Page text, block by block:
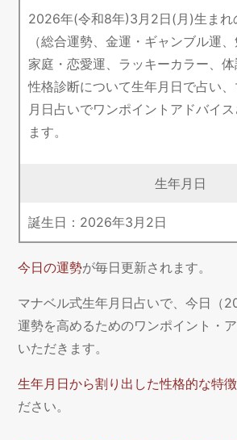
2026年(令和8年)3月2日(月)生まれ
（総合運勢、金運・ギャンブル運、
家庭・恋愛運、ラッキーカラー、体
性格診断について生年月日で占い
月日占いでワンポイントアドバイ
ます。
生年月日
誕生日： 2026年3 月 2日
今日の運勢が毎日更新されます。
マナベル式生年月日占いで、今日（
運勢を高めるためのワンポイント・
いただきます。
生年月日から割り出した性格的な特徴
ださい。